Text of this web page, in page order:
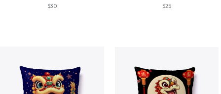
$30 $25